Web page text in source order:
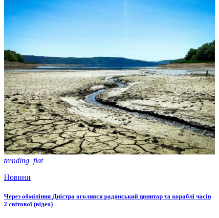
trending_flat
Новини
Через обміління Дністра оголився радянський цвинтар та кораблі часів
2 світової (відео)